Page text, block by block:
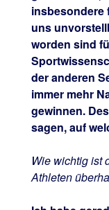
insbesondere
uns
worden sind
der anderen
immer mehr
gewinnen.
sagen, auf
Wie wichtig ist
Athleten